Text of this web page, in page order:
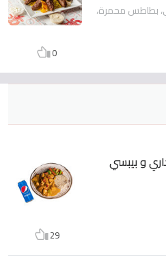
بطاطس محمرة،
0
و بيبسي
29